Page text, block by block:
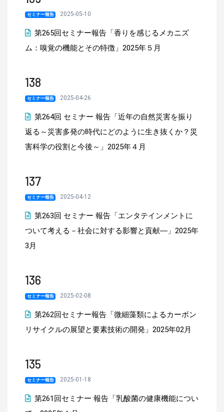
セミナー報告 2025-05-10
第265回セミナー報告「香りを感じるメカニズ
ム：嗅覚の機能とその特徴」2025年５月
138
セミナー報告 2025-04-26
第264回 セミナー 報告「近年の自然災害を振り
返る～災害多発の時代にどのように生き抜くか？災
害科学の役割と今後～」2025年４月
137
セミナー報告 2025-04-12
第263回 セミナー 報告「エンタテインメントに
ついて考える－社会に対する影響と貢献―」2025年
3月
136
セミナー報告 2025-02-08
第262回セミナー報告「微細藻類によるカーボン
リサイクルの展望と要素技術の開発」2025年02月
135
セミナー報告 2025-01-18
第261回セミナー 報告「乳酸菌の健康機能につい